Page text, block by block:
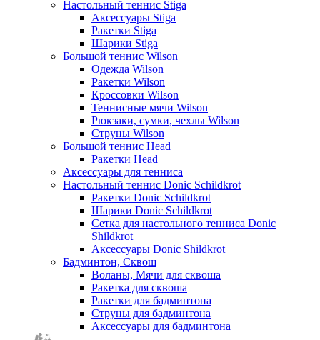
Настольный теннис Stiga
Аксессуары Stiga
Ракетки Stiga
Шарики Stiga
Большой теннис Wilson
Одежда Wilson
Ракетки Wilson
Кроссовки Wilson
Теннисные мячи Wilson
Рюкзаки, сумки, чехлы Wilson
Струны Wilson
Большой теннис Head
Ракетки Head
Аксессуары для тенниса
Настольный теннис Donic Schildkrot
Ракетки Donic Schildkrot
Шарики Donic Schildkrot
Сетка для настольного тенниса Donic
Shildkrot
Аксессуары Donic Shildkrot
Бадминтон, Сквош
Воланы, Мячи для сквоша
Ракетка для сквоша
Ракетки для бадминтона
Струны для бадминтона
Аксессуары для бадминтона